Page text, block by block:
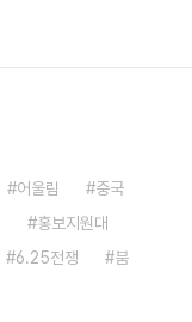
어울림
중국
홍보지원대
6.25전쟁
붐